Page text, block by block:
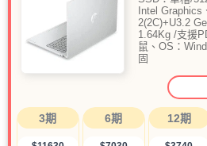
Intel
2(2C)+U3.2
1.64Kg /支援
鼠、OS：
固
3期 6期 12期